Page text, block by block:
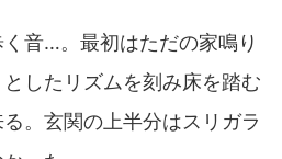
音…。最初はただの家鳴り
したリズムを刻み床を踏む
。玄関の上半分はスリガラ